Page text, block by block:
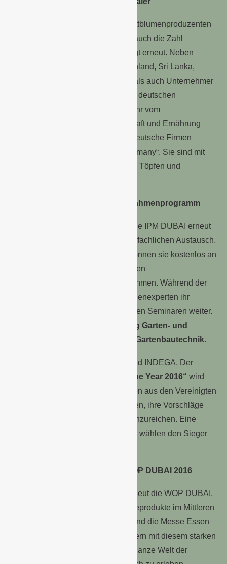
2016 präsentieren sich mehr Schnittblumenproduzenten
aus Afrika auf der IPM DUBAI und auch die Zahl
offizieller Länderbeteiligungen steigt erneut. Neben
Ägypten, Äthiopien, China, Deutschland, Sri Lanka,
Taiwan und den USA stellen erstmals auch Unternehmer
aus Costa Rica und Indien aus. Am deutschen
Gemeinschaftsstand, der dieses Jahr vom
Bundesministerium für Landwirtschaft und Ernährung
gefördert wird, präsentieren zwölf deutsche Firmen
erstklassige Produkte „Made in Germany“. Sie sind mit
Jungpflanzen, Torferde, Substraten, Töpfen und
Messe punktet mit exklusivem Rahmenprogramm
Ausstellern und Besuchern bietet die IPM DUBAI erneut
hervorragende Gelegenheiten zum fachlichen Austausch.
Bereits einen Tag vor Messestart können sie kostenlos an
einer geführten Tour zu ausgewählten
Gartenbauprojekten in Dubai teilnehmen. Während der
Messe geben internationale Branchenexperten ihr
Wissen aus erster Hand in exklusiven Seminaren weiter.
Tag Garten- und
Gartenbautechnik.
In Zusammenarbeit mit dem Verband INDEGA. Der
„Middle East Floral Designer of the Year 2016“ wird
am dritten Messetag gekürt. Floristen aus den Vereinigten
Arabischen Emiraten sind aufgerufen, ihre Vorschläge
zum Thema „Hochzeits-Floristik“ einzureichen. Eine
Fachjury sowie die Messebesucher wählen den Sieger
Starkes Duo: IPM DUBAI und WOP DUBAI 2016
Zeitgleich zur IPM DUBAI findet erneut die WOP DUBAI,
die führende Fachmesse für Frischeprodukte im Mittleren
Osten, statt. Planetfair Dubai LLC und die Messe Essen
bieten internationalen Fachbesuchern mit diesem starken
Messeduo erneut die Chance, die ganze Welt der